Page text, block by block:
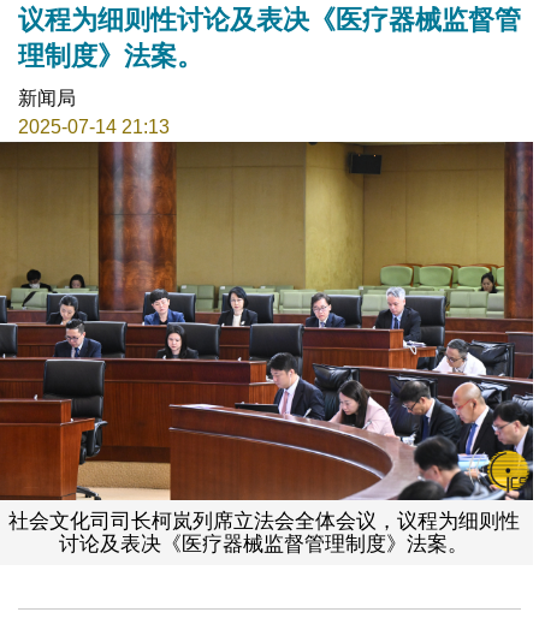
议程为细则性讨论及表决《医疗器械监督管
理制度》法案。
新闻局
2025-07-14 21:13
社会文化司司长柯岚列席立法会全体会议，议程为细则性
讨论及表决《医疗器械监督管理制度》法案。